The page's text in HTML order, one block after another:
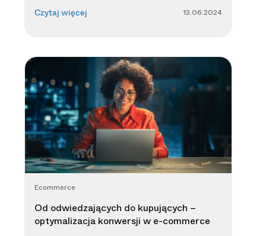
Czytaj więcej 13.06.2024
Ecommerce
Od odwiedzających do kupujących –
optymalizacja konwersji w e-commerce